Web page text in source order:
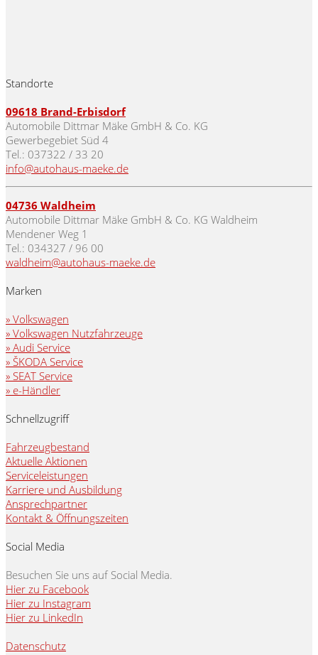
Standorte
09618 Brand-Erbisdorf
Automobile Dittmar Mäke GmbH & Co. KG
Gewerbegebiet Süd 4
Tel.: 037322 / 33 20
info@autohaus-maeke.de
04736 Waldheim
Automobile Dittmar Mäke GmbH & Co. KG Waldheim
Mendener Weg 1
Tel.: 034327 / 96 00
waldheim@autohaus-maeke.de
Marken
» Volkswagen
» Volkswagen Nutzfahrzeuge
» Audi Service
» ŠKODA Service
» SEAT Service
» e-Händler
Schnellzugriff
Fahrzeugbestand
Aktuelle Aktionen
Serviceleistungen
Karriere und Ausbildung
Ansprechpartner
Kontakt & Öffnungszeiten
Social Media
Besuchen Sie uns auf Social Media.
Hier zu Facebook
Hier zu Instagram
Hier zu LinkedIn
Datenschutz